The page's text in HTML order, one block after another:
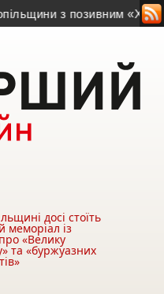
з позивним «Хижак»
досі стоїть
меморіал із
«Велику
та «буржуазних